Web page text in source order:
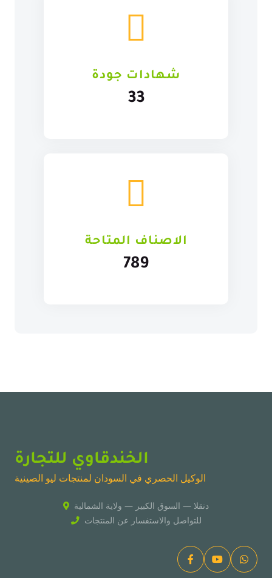
شهادات جودة
33
الاصناف المتاحة
789
الخندقاوي للتجارة
الوكيل الحصري في السودان لمنتجات ليو الصينية
دنقلا — السوق الكبير — ولاية الشمالية
للتواصل والاستفسار عن المنتجات